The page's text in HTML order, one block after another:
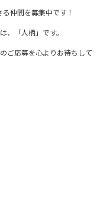
仲間を募集中です！
、「人柄」です。
ご応募を心よりお待ちして